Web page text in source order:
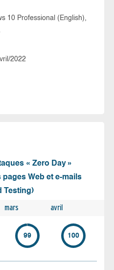
10 Professional (English),
2022
« Zero Day »
pages Web et e-mails
Testing)
mars avril
99 100